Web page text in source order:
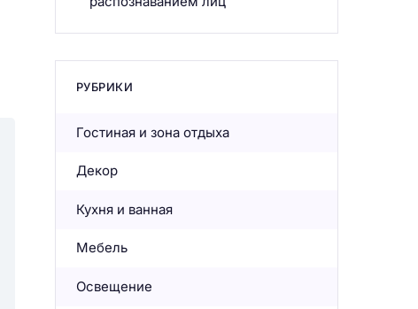
РУБРИКИ
Гостиная и зона отдыха
Декор
Кухня и ванная
Мебель
Освещение